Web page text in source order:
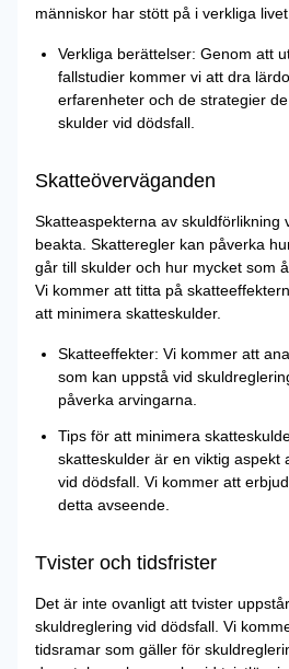
människor har stött på i verkliga livet.
Verkliga berättelser: Genom att
fallstudier kommer vi att dra
erfarenheter och de strategier
skulder vid dödsfall.
Skatteöverväganden
Skatteaspekterna av skuldförlikning
beakta. Skatteregler kan påverka
går till skulder och hur mycket som
Vi kommer att titta på
att minimera skatteskulder.
Skatteeffekter: Vi kommer att
som kan uppstå vid
påverka arvingarna.
Tips för att minimera
skatteskulder är en viktig aspekt
vid dödsfall. Vi kommer att
detta avseende.
Tvister och tidsfrister
Det är inte ovanligt att tvister
skuldreglering vid dödsfall. Vi
tidsramar som gäller för